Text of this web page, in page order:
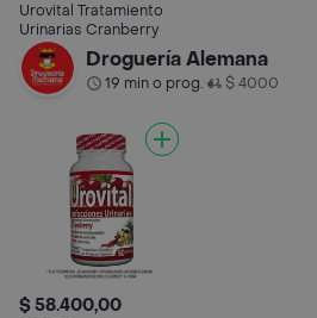
Urovital Tratamiento
Urinarias Cranberry
Droguería Alemana
19 min o prog.• $ 4000
$ 58.400,00